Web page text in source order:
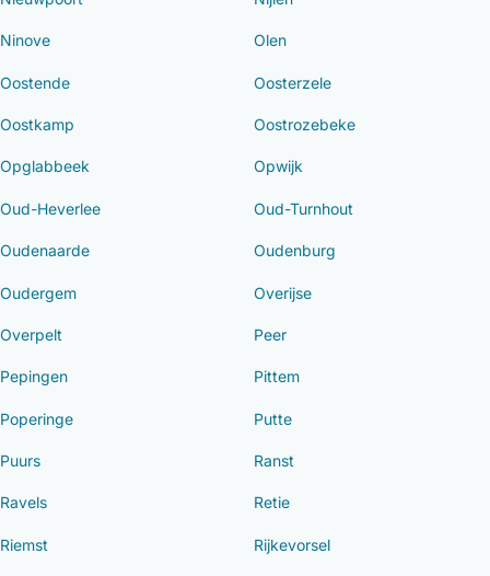
Ninove Olen
Oostende Oosterzele
Oostkamp Oostrozebeke
Opglabbeek Opwijk
Oud-Heverlee Oud-Turnhout
Oudenaarde Oudenburg
Oudergem Overijse
Overpelt Peer
Pepingen Pittem
Poperinge Putte
Puurs Ranst
Ravels Retie
Riemst Rijkevorsel